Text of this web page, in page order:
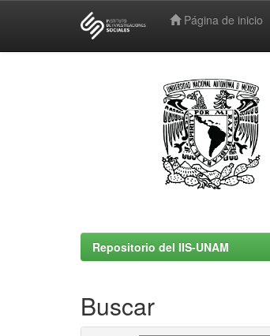
Página de inicio
Repositorio del IIS-UNAM
Buscar